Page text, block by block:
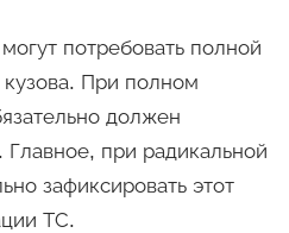
потребовать полной
кузова. При полном
должен
Главное, при радикальной
зафиксировать этот
ТС.